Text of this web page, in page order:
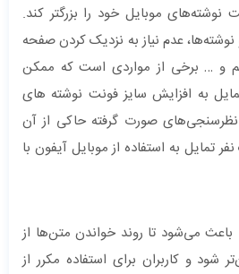
نوشته‌های موبایل خود را بزرگتر کند.
عدم نیاز به نزدیک کردن صفحه
و … برخی از مواردی است که ممکن
به افزایش سایز فونت نوشته های
صورت گرفته حاکی از آن
کاربر، یک نفر تمایل به استفاده از موبایل آیفون با
می‌شود تا روند خواندن متن‌ها از
شود و کاربران برای استفاده مکرر از